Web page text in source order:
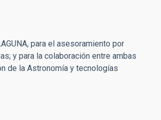
para el asesoramiento por
y para la colaboración entre ambas
de la Astronomía y tecnologías